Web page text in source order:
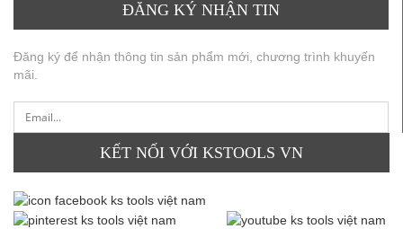
ĐĂNG KÝ NHẬN TIN
Đăng ký để nhận thông tin sản phẩm mới, chương trình khuyến
mãi.
KẾT NỐI VỚI KSTOOLS VN